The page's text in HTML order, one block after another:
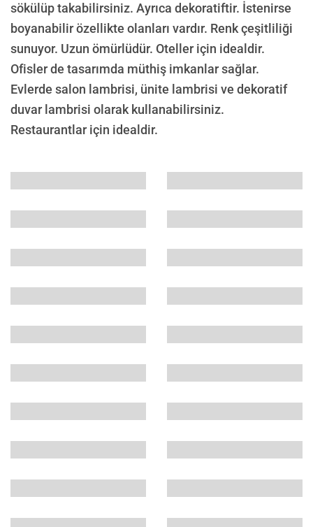
sökülüp takabilirsiniz. Ayrıca dekoratiftir. İstenirse
boyanabilir özellikte olanları vardır. Renk çeşitliliği
sunuyor. Uzun ömürlüdür. Oteller için idealdir.
Ofisler de tasarımda müthiş imkanlar sağlar.
Evlerde salon lambrisi, ünite lambrisi ve dekoratif
duvar lambrisi olarak kullanabilirsiniz.
Restaurantlar için idealdir.